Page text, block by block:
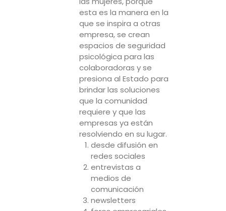
esta es la manera en la
que se inspira a otras
empresa, se crean
espacios de seguridad
psicológica para las
colaboradoras y se
presiona al Estado para
brindar las soluciones
que la comunidad
requiere y que las
empresas ya están
resolviendo en su lugar.
desde difusión en
redes sociales
entrevistas a
medios de
comunicación
newsletters